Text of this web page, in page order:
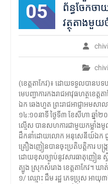
05
ព័ន្ធចែកច
វត្ថុតាងមួ
(ខេត្តតាកែវ)៖ ដោយទទួលបានប
មេបញ្ជាការកងរាជអាវុធហត្ថខេ
ឯក ឆេងហួត ព្រះរាជអាជ្ញាអមសា
១៤:១០នាទី ថ្ងៃទី៣ ខែសីហា ឆ្នាំ២០
ល្មើស បានសហការជាមួយកម្លាំងមូ
ដឹកនាំដោយលោក អនុសេនីយ៍ឯក ជួ
គ្រឿងញៀនបានចុះប្រតិបត្តិការ បង្
ដោយខុសច្បាប់នូវសារធាតុញៀន ស្
ត្បូង ស្រុកសំរោង ខេត្តតាកែវ។
១/ ឈ្មោះ ជឹម រដ្ឋ ភេទប្រុស អាយុ៣២